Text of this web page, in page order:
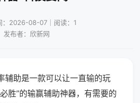
：2026-08-07｜阅读：1
发布者：欣新网
辅助是一款可以让一直输的玩
胜”的输赢辅助神器，有需要的